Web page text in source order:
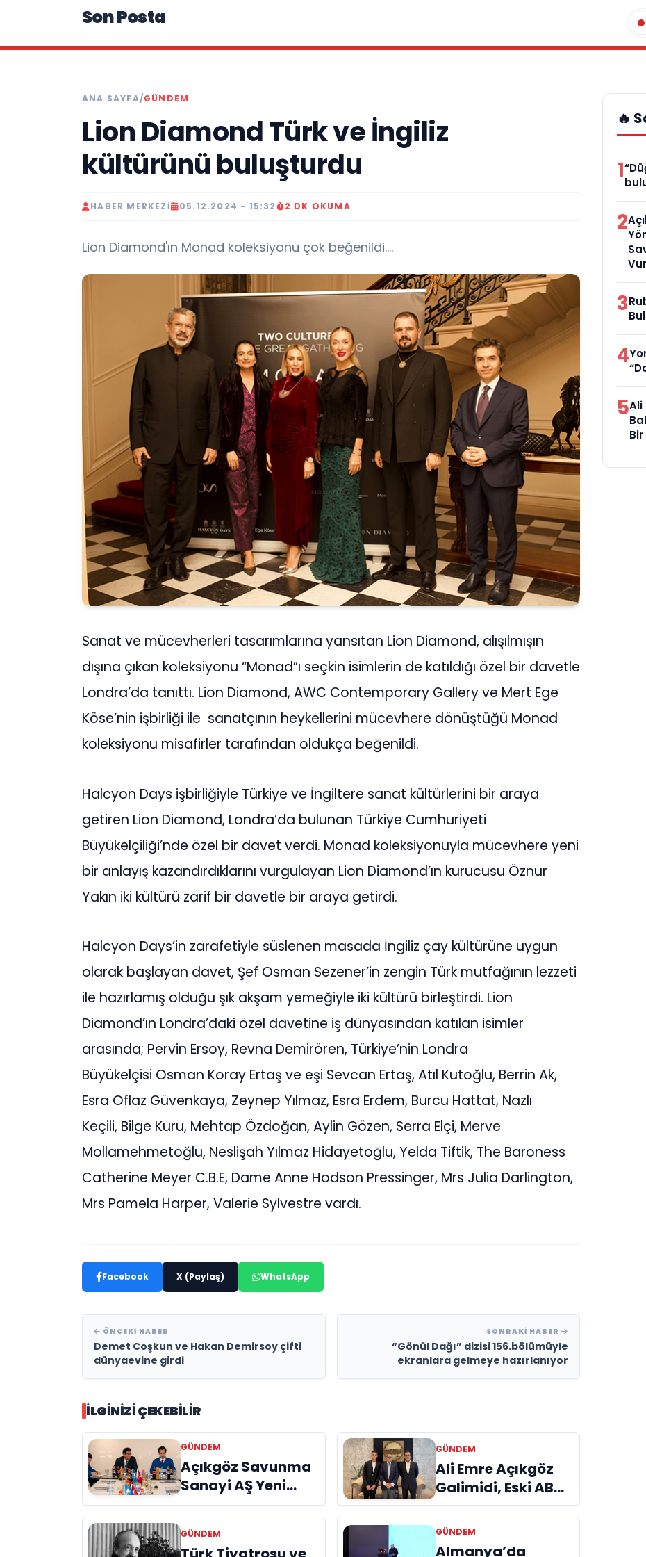
Son Posta
ANA SAYFA/GÜNDEM
Lion Diamond Türk ve İngiliz
kültürünü buluşturdu
HABER MERKEZI 05.12.2024 - 15:32 2 DK OKUMA
Lion Diamond'ın Monad koleksiyonu çok beğenildi....
Sanat ve mücevherleri tasarımlarına yansıtan Lion Diamond, alışılmışın
dışına çıkan koleksiyonu “Monad”ı seçkin isimlerin de katıldığı özel bir davetle
Londra’da tanıttı. Lion Diamond, AWC Contemporary Gallery ve Mert Ege
Köse’nin işbirliği ile sanatçının heykellerini mücevhere dönüştüğü Monad
koleksiyonu misafirler tarafından oldukça beğenildi.
Halcyon Days işbirliğiyle Türkiye ve İngiltere sanat kültürlerini bir araya
getiren Lion Diamond, Londra’da bulunan Türkiye Cumhuriyeti
Büyükelçiliği’nde özel bir davet verdi. Monad koleksiyonuyla mücevhere yeni
bir anlayış kazandırdıklarını vurgulayan Lion Diamond’ın kurucusu Öznur
Yakın iki kültürü zarif bir davetle bir araya getirdi.
Halcyon Days’in zarafetiyle süslenen masada İngiliz çay kültürüne uygun
olarak başlayan davet, Şef Osman Sezener’in zengin Türk mutfağının lezzeti
ile hazırlamış olduğu şık akşam yemeğiyle iki kültürü birleştirdi. Lion
Diamond’ın Londra’daki özel davetine iş dünyasından katılan isimler
arasında; Pervin Ersoy, Revna Demirören, Türkiye’nin Londra
Büyükelçisi Osman Koray Ertaş ve eşi Sevcan Ertaş, Atıl Kutoğlu, Berrin Ak,
Esra Oflaz Güvenkaya, Zeynep Yılmaz, Esra Erdem, Burcu Hattat, Nazlı
Keçili, Bilge Kuru, Mehtap Özdoğan, Aylin Gözen, Serra Elçi, Merve
Mollamehmetoğlu, Neslişah Yılmaz Hidayetoğlu, Yelda Tiftik, The Baroness
Catherine Meyer C.B.E, Dame Anne Hodson Pressinger, Mrs Julia Darlington,
Mrs Pamela Harper, Valerie Sylvestre vardı.
Facebook X (Paylaş) WhatsApp
ÖNCEKI HABER
Demet Coşkun ve Hakan Demirsoy çifti
dünyaevine girdi
SONRAKI HABER
“Gönül Dağı” dizisi 156.bölümüyle
ekranlara gelmeye hazırlanıyor
İLGINIZI ÇEKEBILIR
GÜNDEM
Açıkgöz Savunma
Sanayi AŞ Yeni
Yönetim Kurulunu
Açıkladı ve
Savunma
GÜNDEM
Ali Emre Açıkgöz
Galimidi, Eski AB
Bakanı ve
Büyükelçi Egemen
Bağış ile Bir Araya
GÜNDEM GÜNDEM
Almanya’da
🔥
1
2
3
4
5Ali